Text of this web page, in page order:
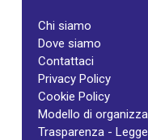
Chi siamo
Dove siamo
Contattaci
Privacy Policy
Cookie Policy
Modello di
Trasparenza -